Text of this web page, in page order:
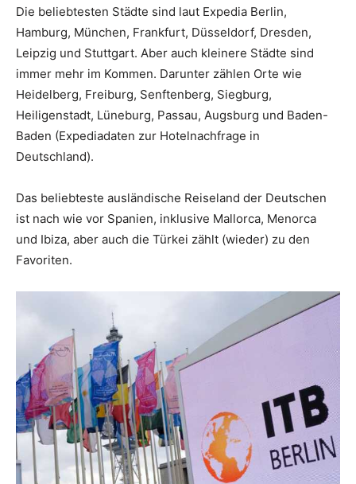
Die beliebtesten Städte sind laut Expedia Berlin,
Hamburg, München, Frankfurt, Düsseldorf, Dresden,
Leipzig und Stuttgart. Aber auch kleinere Städte sind
immer mehr im Kommen. Darunter zählen Orte wie
Heidelberg, Freiburg, Senftenberg, Siegburg,
Heiligenstadt, Lüneburg, Passau, Augsburg und Baden-
Baden (Expediadaten zur Hotelnachfrage in
Deutschland).
Das beliebteste ausländische Reiseland der Deutschen
ist nach wie vor Spanien, inklusive Mallorca, Menorca
und Ibiza, aber auch die Türkei zählt (wieder) zu den
Favoriten.